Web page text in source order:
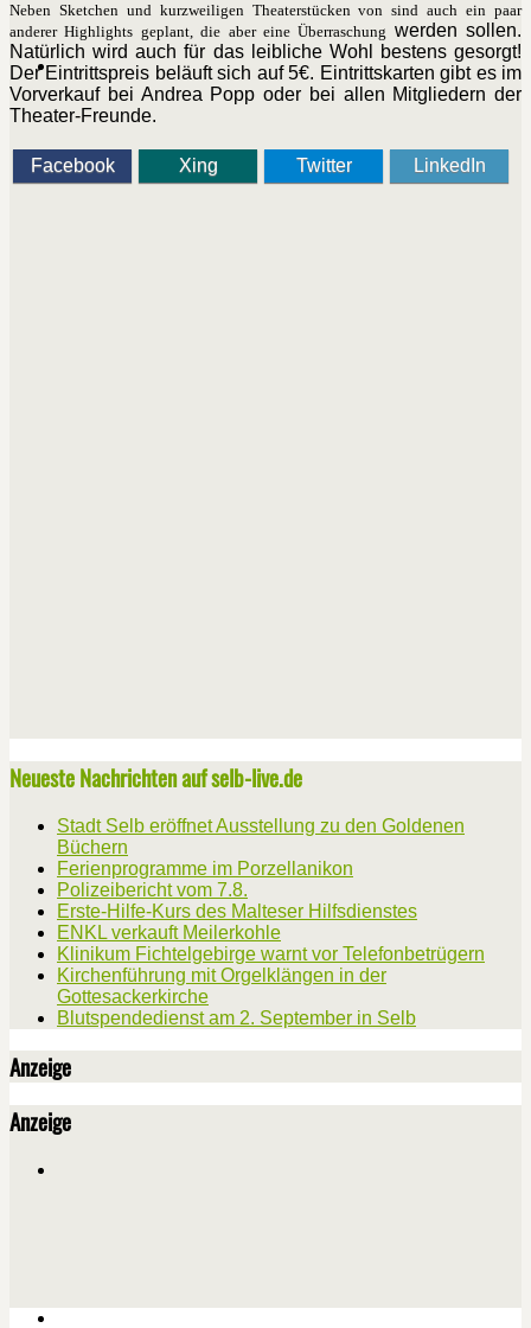
Neben Sketchen und kurzweiligen Theaterstücken von sind auch ein paar
anderer Highlights geplant, die aber eine Überraschung werden sollen.
Natürlich wird auch für das leibliche Wohl bestens gesorgt!
Der Eintrittspreis beläuft sich auf 5€. Eintrittskarten gibt es im
Vorverkauf bei Andrea Popp oder bei allen Mitgliedern der
Theater-Freunde.
Facebook Xing Twitter LinkedIn
Neueste Nachrichten auf selb-live.de
Stadt Selb eröffnet Ausstellung zu den Goldenen
Büchern
Ferienprogramme im Porzellanikon
Polizeibericht vom 7.8.
Erste-Hilfe-Kurs des Malteser Hilfsdienstes
ENKL verkauft Meilerkohle
Klinikum Fichtelgebirge warnt vor Telefonbetrügern
Kirchenführung mit Orgelklängen in der
Gottesackerkirche
Blutspendedienst am 2. September in Selb
Anzeige
Anzeige